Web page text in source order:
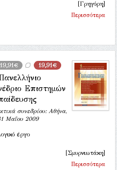
[Γρηγόρη]
Περισσότερα
19,91€ 19,91€
Επιστημών
συνεδρίου: Αθήνα,
Μαΐου 2009
έργο
[Σμυρνιωτάκη]
Περισσότερα